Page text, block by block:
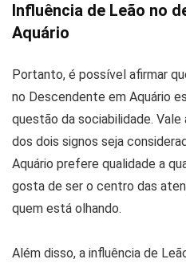
Influência de Leão no
Aquário
Portanto, é possível afirmar
no Descendente em Aquário
questão da sociabilidade.
dos dois signos seja
Aquário prefere qualidade a
gosta de ser o centro das
quem está olhando.
Além disso, a influência de